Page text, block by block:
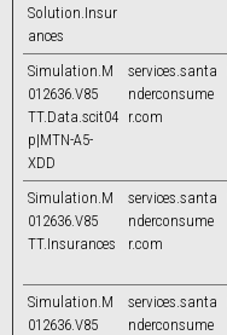
Solution.Insur
ances
Simulation.M
012636.V85
TT.Data.scit04
p|MTN-A5-
XDD
services.santa
nderconsume
r.com
Simulation.M
012636.V85
TT.Insurances
services.santa
nderconsume
r.com
Simulation.M
012636.V85
services.santa
nderconsume